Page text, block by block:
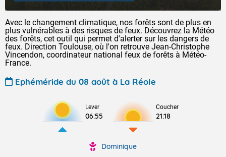
Avec le changement climatique, nos forêts sont de plus en
plus vulnérables à des risques de feux. Découvrez la Météo
des forêts, cet outil qui permet d'alerter sur les dangers de
feux. Direction Toulouse, où l'on retrouve Jean-Christophe
Vincendon, coordinateur national feux de forêts à Météo-
France.
Ephéméride du 08 août à La Réole
Lever
06:55
Coucher
21:18
Dominique